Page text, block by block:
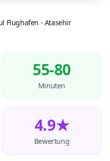
Flughafen - Atasehir
55-80
Minuten
4.9★
Bewertung